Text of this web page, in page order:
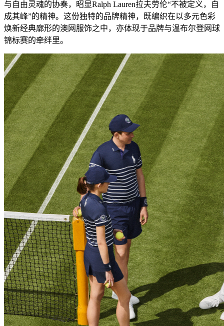
与自由灵魂的协奏，昭显Ralph Lauren拉夫劳伦“不被定义，自
成其峰”的精神。这份独特的品牌精神，既编织在以多元色彩
焕新经典廓形的澳网服饰之中，亦体现于品牌与温布尔登网球
锦标赛的牵绊里。